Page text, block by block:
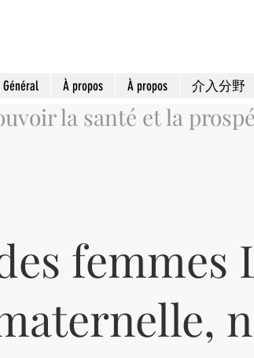
Général À propos À propos 介入分野
la santé et la
femmes